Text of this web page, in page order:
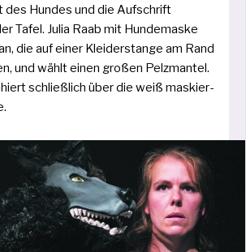
des Hundes und die Auf­schrift
Tafel. Julia Raab mit Hundemaske
die auf einer Kleiderstange am Rand
und wählt einen gro­ßen Pelzmantel.
schließ­lich über die weiß mas­kier­